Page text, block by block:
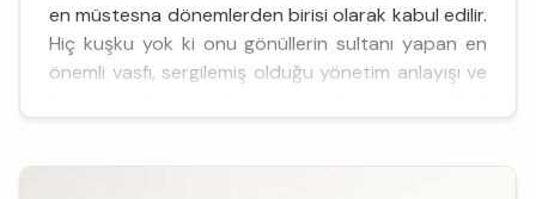
en müstesna dönemlerden birisi olarak kabul edilir.
Hiç kuşku yok ki onu gönüllerin sultanı yapan en
önemli vasfı, sergilemiş olduğu yönetim anlayışı ve